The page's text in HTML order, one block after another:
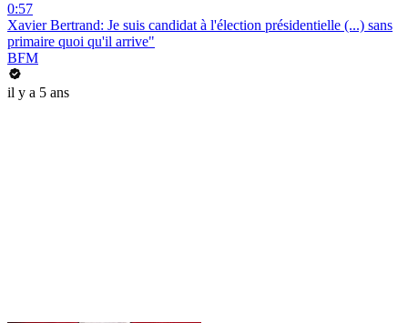
0:57
Xavier Bertrand: Je suis candidat à l'élection présidentielle (...) sans
primaire quoi qu'il arrive"
BFM
il y a 5 ans